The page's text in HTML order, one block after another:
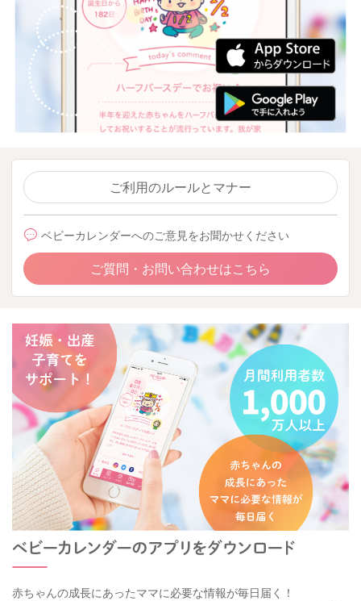
ご利用のルールとマナー
ベビーカレンダーへのご意見をお聞かせください
ご質問・お問い合わせはこちら
赤ちゃんの成長にあったママに必要な情報が毎日届く！